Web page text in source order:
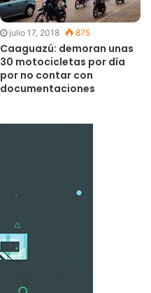
julio 17, 2018 875
Caaguazú: demoran unas
30 motocicletas por día
por no contar con
documentaciones